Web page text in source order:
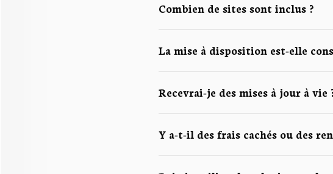
Combien de sites sont inclus ?
La mise à disposition est-elle
Recevrai-je des mises à jour à vie
Y a-t-il des frais cachés ou des